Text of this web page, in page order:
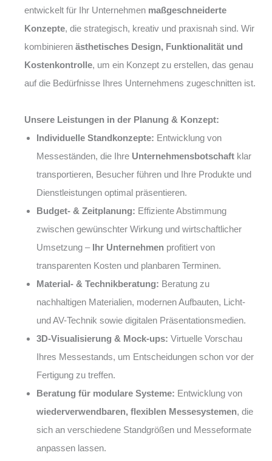
entwickelt für Ihr Unternehmen maßgeschneiderte
Konzepte, die strategisch, kreativ und praxisnah sind. Wir
kombinieren ästhetisches Design, Funktionalität und
Kostenkontrolle, um ein Konzept zu erstellen, das genau
auf die Bedürfnisse Ihres Unternehmens zugeschnitten ist.
Unsere Leistungen in der Planung & Konzept:
Individuelle Standkonzepte: Entwicklung von
Messeständen, die Ihre Unternehmensbotschaft klar
transportieren, Besucher führen und Ihre Produkte und
Dienstleistungen optimal präsentieren.
Budget- & Zeitplanung: Effiziente Abstimmung
zwischen gewünschter Wirkung und wirtschaftlicher
Umsetzung – Ihr Unternehmen profitiert von
transparenten Kosten und planbaren Terminen.
Material- & Technikberatung: Beratung zu
nachhaltigen Materialien, modernen Aufbauten, Licht-
und AV-Technik sowie digitalen Präsentationsmedien.
3D-Visualisierung & Mock-ups: Virtuelle Vorschau
Ihres Messestands, um Entscheidungen schon vor der
Fertigung zu treffen.
Beratung für modulare Systeme: Entwicklung von
wiederverwendbaren, flexiblen Messesystemen, die
sich an verschiedene Standgrößen und Messeformate
anpassen lassen.